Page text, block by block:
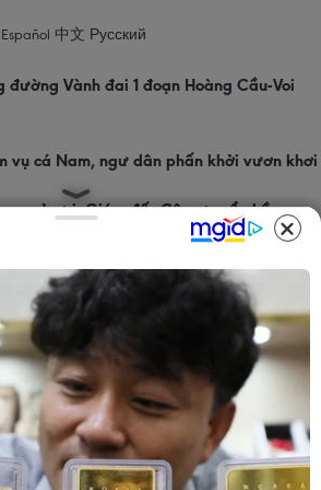
Español 中文 Русский
đường Vành đai 1 đoạn Hoàng Cầu-Voi
vụ cá Nam, ngư dân phấn khởi vươn khơi
quản trị, Giám đốc Công ty cổ phần
tiến độ dự án kết nối vùng, sân bay
điểm thi trường THPT chuyên Tuyên Quang